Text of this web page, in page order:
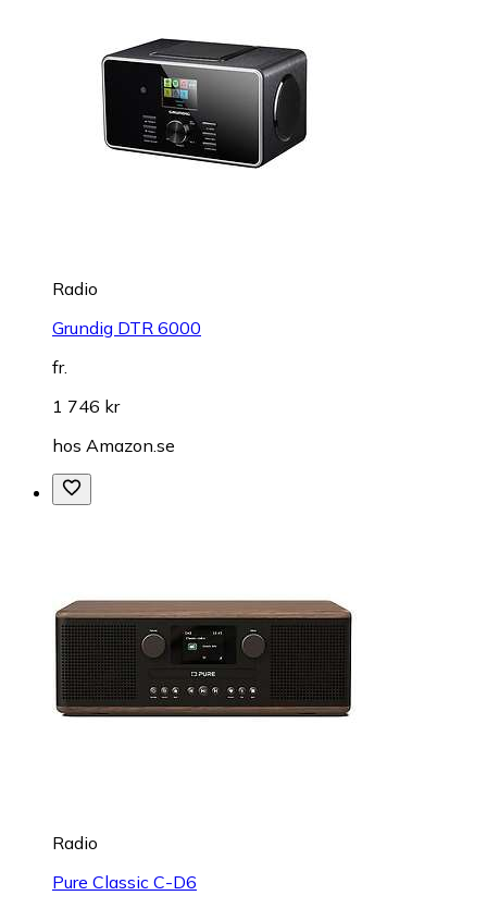
Radio
Grundig DTR 6000
fr.
1 746 kr
hos Amazon.se
Radio
Pure Classic C-D6